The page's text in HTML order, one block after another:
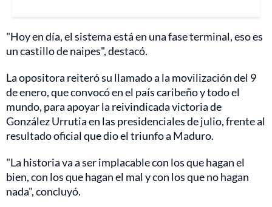
"Hoy en día, el sistema está en una fase terminal, eso es
un castillo de naipes", destacó.
La opositora reiteró su llamado a la movilización del 9
de enero, que convocó en el país caribeño y todo el
mundo, para apoyar la reivindicada victoria de
González Urrutia en las presidenciales de julio, frente al
resultado oficial que dio el triunfo a Maduro.
"La historia va a ser implacable con los que hagan el
bien, con los que hagan el mal y con los que no hagan
nada", concluyó.